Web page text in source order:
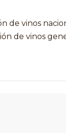
de vinos
de vinos